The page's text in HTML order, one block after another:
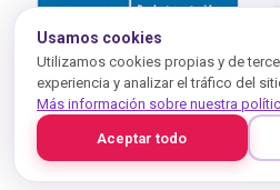
Usamos cookies
Utilizamos cookies propias y de
experiencia y analizar el tráfico del
Más información sobre nuestra
Aceptar todo